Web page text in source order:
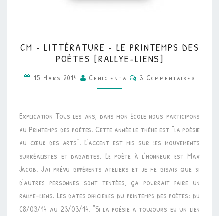
•
LITTÉRATURE
•
LE
DES
POÈTES
[RALLYE-
LIENS]
CM • LITTÉRATURE • LE PRINTEMPS DES
POÈTES [RALLYE-LIENS]
15 Mars 2014 Cenicienta Commentaires
3 Commentaires
Explication Tous les ans, dans mon école nous participons
au Printemps des poètes. Cette année le thème est “la poésie
au cœur des arts”. L’accent est mis sur les mouvements
surréalistes et dadaïstes. Le poète à l’honneur est Max
Jacob. J’ai prévu différents ateliers et je me disais que si
d’autres personnes sont tentées, ça pourrait faire un
rallye-liens. Les dates officielles du printemps des poètes: du
08/03/14 au 23/03/14. “Si la poésie a toujours eu un lien